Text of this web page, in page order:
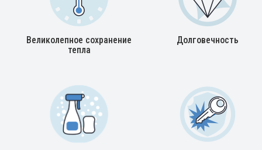
Великолепное сохранение
тепла
Долговечность